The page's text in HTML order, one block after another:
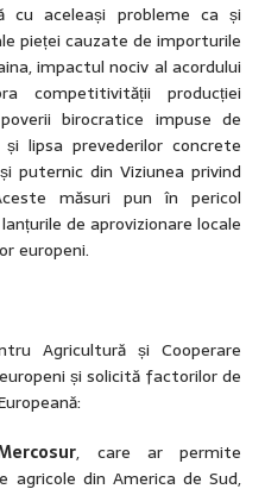
cu aceleași probleme ca și
pieței cauzate de importurile
impactul nociv al acordului
competitivității producției
birocratice impuse de
lipsa prevederilor concrete
puternic din Viziunea privind
măsuri pun în pericol
de aprovizionare locale
europeni.
Agricultură și Cooperare
și solicită factorilor de
, care ar permite
agricole din America de Sud,